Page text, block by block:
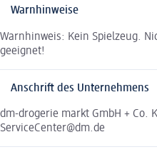
Warnhinweise
Warnhinweis: Kein Spielzeug.
geeignet!
Anschrift des Unternehmens
dm-drogerie markt GmbH + Co.
ServiceCenter@dm.de